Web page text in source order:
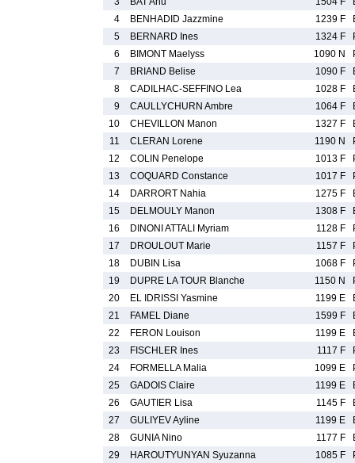
4
BENHADID Jazzmine 1239 F
5
BERNARD Ines 1324 F
6
BIMONT Maelyss 1090 N
7
BRIAND Belise 1090 F
8
CADILHAC-SEFFINO Lea 1028 F
9
CAULLYCHURN Ambre 1064 F
10
CHEVILLON Manon 1327 F
11
CLERAN Lorene 1190 N
12
COLIN Penelope 1013 F
13
COQUARD Constance 1017 F
14
DARRORT Nahia 1275 F
15
DELMOULY Manon 1308 F
16
DINONI ATTALI Myriam 1128 F
17
DROULOUT Marie 1157 F
18
DUBIN Lisa 1068 F
19
DUPRE LA TOUR Blanche 1150 N
20
EL IDRISSI Yasmine 1199 E
21
FAMEL Diane 1599 F
22
FERON Louison 1199 E
23
FISCHLER Ines 1117 F
24
FORMELLA Malia 1099 E
25
GADOIS Claire 1199 E
26
GAUTIER Lisa 1145 F
27
GULIYEV Ayline 1199 E
28
GUNIA Nino 1177 F
29
HAROUTYUNYAN Syuzanna 1085 F